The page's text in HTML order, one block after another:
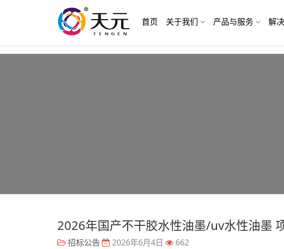
首页 关于我们 产品与服务 解
2026年国产不干胶水性油墨/uv水性油墨
招标公告 2026年6月4日
662